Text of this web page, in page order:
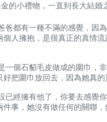
小禮物，一直到長大結
都有一種不滿的感覺，
人擁抱，是很真正的真情
個石貂毛皮做成的圍巾
把圍巾放回去，因為她真的
經擁有他了，你要去感覺
事，她沒有做任何的關聯，